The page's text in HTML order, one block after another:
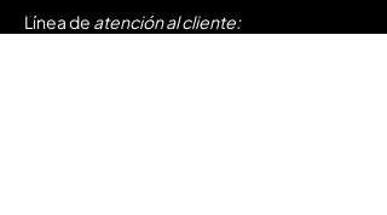
Línea de atención al cliente: